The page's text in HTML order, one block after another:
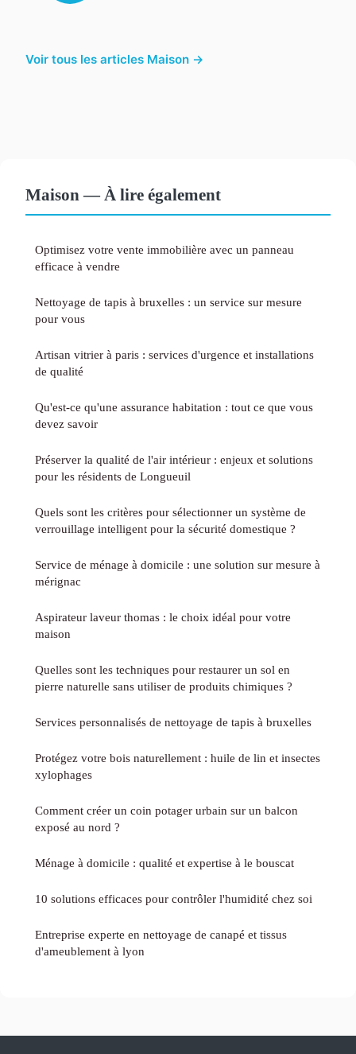
Voir tous les articles Maison →
Maison — À lire également
Optimisez votre vente immobilière avec un panneau
efficace à vendre
Nettoyage de tapis à bruxelles : un service sur mesure
pour vous
Artisan vitrier à paris : services d'urgence et installations
de qualité
Qu'est-ce qu'une assurance habitation : tout ce que vous
devez savoir
Préserver la qualité de l'air intérieur : enjeux et solutions
pour les résidents de Longueuil
Quels sont les critères pour sélectionner un système de
verrouillage intelligent pour la sécurité domestique ?
Service de ménage à domicile : une solution sur mesure à
mérignac
Aspirateur laveur thomas : le choix idéal pour votre
maison
Quelles sont les techniques pour restaurer un sol en
pierre naturelle sans utiliser de produits chimiques ?
Services personnalisés de nettoyage de tapis à bruxelles
Protégez votre bois naturellement : huile de lin et insectes
xylophages
Comment créer un coin potager urbain sur un balcon
exposé au nord ?
Ménage à domicile : qualité et expertise à le bouscat
10 solutions efficaces pour contrôler l'humidité chez soi
Entreprise experte en nettoyage de canapé et tissus
d'ameublement à lyon